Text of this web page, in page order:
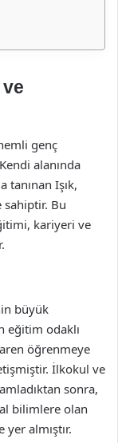
genç
alanında
tanınan Işık,
sahiptir. Bu
kariyeri ve
büyük
eğitim odaklı
öğrenmeye
İlkokul ve
sonra,
bilimlere olan
almıştır.